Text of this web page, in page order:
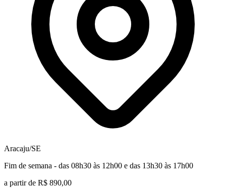
Aracaju/SE
Fim de semana - das 08h30 às 12h00 e das 13h30 às 17h00
a partir de R$ 890,00